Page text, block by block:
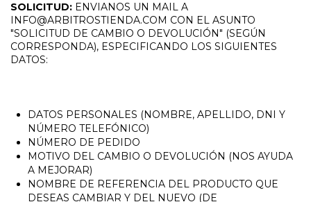
SOLICITUD: ENVIANOS UN MAIL A
INFO@ARBITROSTIENDA.COM CON EL ASUNTO
"SOLICITUD DE CAMBIO O DEVOLUCIÓN" (SEGÚN
CORRESPONDA), ESPECIFICANDO LOS SIGUIENTES
DATOS:
DATOS PERSONALES (NOMBRE, APELLIDO, DNI Y
NÚMERO TELEFÓNICO)
NÚMERO DE PEDIDO
MOTIVO DEL CAMBIO O DEVOLUCIÓN (NOS AYUDA
A MEJORAR)
NOMBRE DE REFERENCIA DEL PRODUCTO QUE
DESEAS CAMBIAR Y DEL NUEVO (DE